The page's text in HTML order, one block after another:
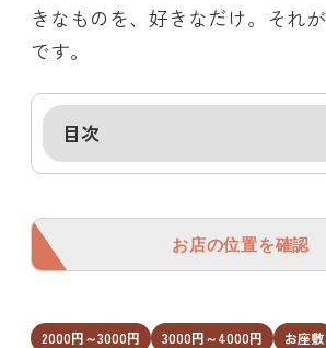
きなものを、好きなだけ。それ
です。
目次
お店の位置を確認
2000円～3000円 3000円～4000円 お座敷